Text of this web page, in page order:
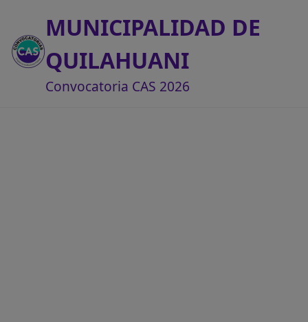
MUNICIPALIDAD DE
QUILAHUANI
Convocatoria CAS 2026